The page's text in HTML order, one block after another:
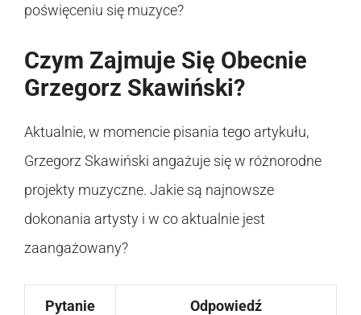
poświęceniu się muzyce?
Czym Zajmuje Się Obecnie
Grzegorz Skawiński?
Aktualnie, w momencie pisania tego artykułu,
Grzegorz Skawiński angażuje się w różnorodne
projekty muzyczne. Jakie są najnowsze
dokonania artysty i w co aktualnie jest
zaangażowany?
Pytanie Odpowiedź